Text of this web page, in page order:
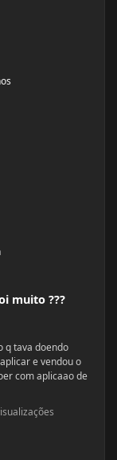
muito ???
q tava doendo
e vendou o